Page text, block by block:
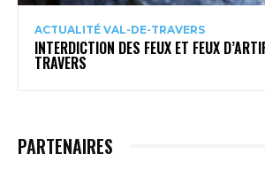
ACTUALITÉ VAL-DE-TRAVERS
INTERDICTION DES FEUX ET FEUX
TRAVERS
PARTENAIRES